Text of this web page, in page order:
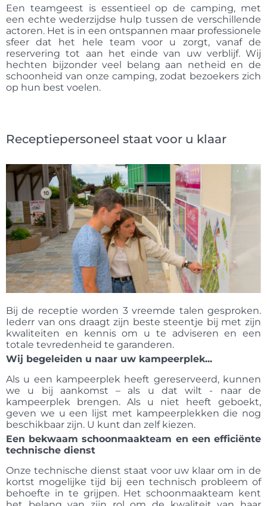
Een teamgeest is essentieel op de camping, met
een echte wederzijdse hulp tussen de verschillende
actoren. Het is in een ontspannen maar professionele
sfeer dat het hele team voor u zorgt, vanaf de
reservering tot aan het einde van uw verblijf. Wij
hechten bijzonder veel belang aan netheid en de
schoonheid van onze camping, zodat bezoekers zich
op hun best voelen.
Receptiepersoneel staat voor u klaar
Bij de receptie worden 3 vreemde talen gesproken.
Iederr van ons draagt zijn beste steentje bij met zijn
kwaliteiten en kennis om u te adviseren en een
totale tevredenheid te garanderen.
Wij begeleiden u naar uw kampeerplek...
Als u een kampeerplek heeft gereserveerd, kunnen
we u bij aankomst – als u dat wilt - naar de
kampeerplek brengen. Als u niet heeft geboekt,
geven we u een lijst met kampeerplekken die nog
beschikbaar zijn. U kunt dan zelf kiezen.
Een bekwaam schoonmaakteam en een efficiënte
technische dienst
Onze technische dienst staat voor uw klaar om in de
kortst mogelijke tijd bij een technisch probleem of
behoefte in te grijpen. Het schoonmaakteam kent